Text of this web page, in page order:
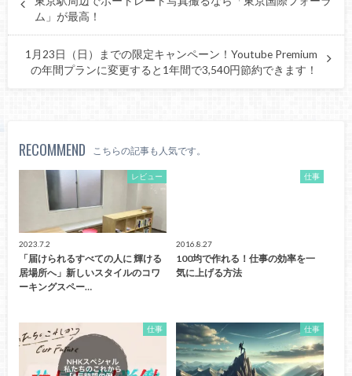
ム」が最高！
1月23日（日）までの限定キャンペーン！Youtube Premium
の年間プランに変更すると1年間で3,540円節約できます！
RECOMMEND こちらの記事も人気です。
レビュー
2023.7.2
「届けられるすべての人に 輝ける
居場所へ」新しいスタイルのコワ
ーキングスペー…
仕事
2016.8.27
100均で作れる！仕事の効率を一
気に上げる方法
仕事 仕事